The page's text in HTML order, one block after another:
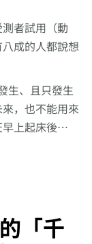
者試用（動
成的人都說想
生、且只發生
，也不能用來
早上起床後…
「千